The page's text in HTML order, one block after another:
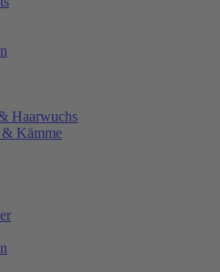
Haarwuchs
& Kämme